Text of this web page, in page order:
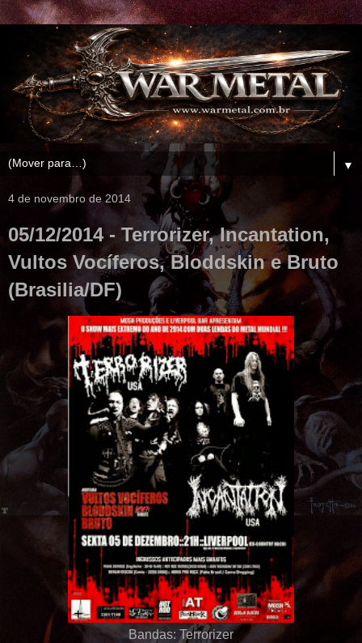
▼
4 de novembro de 2014
05/12/2014 - Terrorizer, Incantation,
Vultos Vocíferos, Bloddskin e Bruto
(Brasilia/DF)
Bandas: Terrorizer